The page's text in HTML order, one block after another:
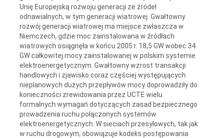
Unię Europejską rozwoju generacji ze źródeł
odnawialnych, w tym generacji wiatrowej. Gwałtowny
rozwój generacji wiatrowej ma miejsce zwłaszcza w
Niemczech, gdzie moc zainstalowana w źródłach
wiatrowych osiągnęła w końcu 2005 r. 18,5 GW wobec 34
GW całkowitej mocy zainstalowanej w polskim systemie
elektroenergetycznym. Gwałtowny wzrost transakcji
handlowych i zjawisko coraz częściej występujących
nieplanowych dużych przepływów mocy doprowadziły do
konieczności zrewidowania przez UCTE wielu
formalnych wymagań dotyczących zasad bezpiecznego
prowadzenia ruchu połączonych systemów
elektroenergetycznych. W sieciach przesyłowych, tak jak
w ruchu drogowym, obowiązuje kodeks postępowania